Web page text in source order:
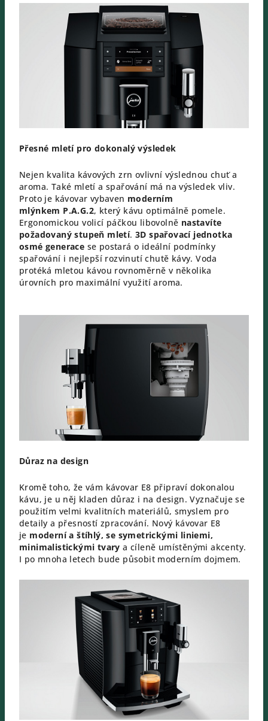
Přesné mletí pro dokonalý výsledek
Nejen kvalita kávových zrn ovlivní výslednou chuť a
aroma. Také mletí a spařování má na výsledek vliv.
Proto je kávovar vybaven moderním
mlýnkem P.A.G.2, který kávu optimálně pomele.
Ergonomickou volicí páčkou libovolně nastavíte
požadovaný stupeň mletí.3D spařovací jednotka
osmé generace se postará o ideální podmínky
spařování i nejlepší rozvinutí chutě kávy. Voda
protéká mletou kávou rovnoměrně v několika
úrovních pro maximální využití aroma.
Důraz na design
Kromě toho, že vám kávovar E8 připraví dokonalou
kávu, je u něj kladen důraz i na design. Vyznačuje se
použitím velmi kvalitních materiálů, smyslem pro
detaily a přesností zpracování. Nový kávovar E8
je moderní a štíhlý, se symetrickými liniemi,
minimalistickými tvary a cíleně umístěnými akcenty.
I po mnoha letech bude působit moderním dojmem.